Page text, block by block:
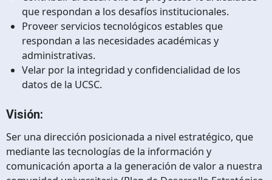
que respondan a los desafíos institucionales.
Proveer servicios tecnológicos estables que
respondan a las necesidades académicas y
administrativas.
Velar por la integridad y confidencialidad de los
datos de la UCSC.
Visión:
Ser una dirección posicionada a nivel estratégico, que
mediante las tecnologías de la información y
comunicación aporta a la generación de valor a nuestra